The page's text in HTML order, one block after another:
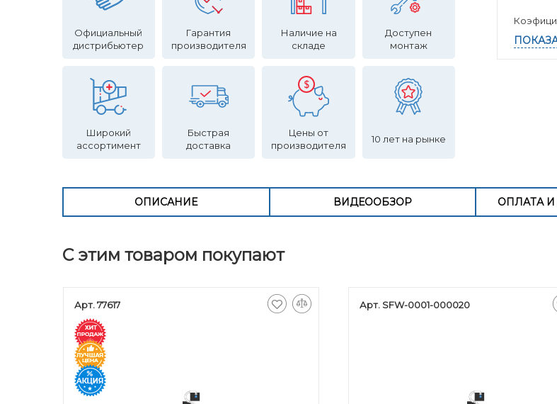
Официальный
дистрибьютер
Гарантия
производителя
Наличие на
складе
Доступен
монтаж
Широкий
ассортимент
Быстрая
доставка
Цены от
производителя
10 лет на рынке
ОПИСАНИЕ ВИДЕООБЗОР ОПЛАТА И
С этим товаром покупают
Арт. 77617 Арт. SFW-0001-000020